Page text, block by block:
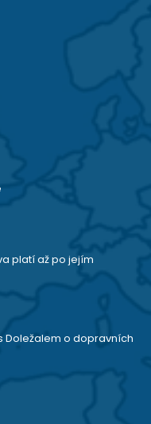
platí až po jejím
Doležalem o dopravních